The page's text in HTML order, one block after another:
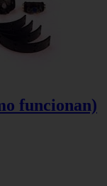
funcionan)